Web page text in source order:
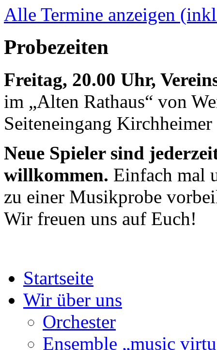
Alle Termine anzeigen
Probezeiten
Freitag, 20.00 Uhr,
im „Alten Rathaus“ von
Seiteneingang Kirchheimer
Neue Spieler sind
willkommen. Einfach mal
zu einer Musikprobe
Wir freuen uns auf Euch!
Startseite
Wir über uns
Orchester
Ensemble „music